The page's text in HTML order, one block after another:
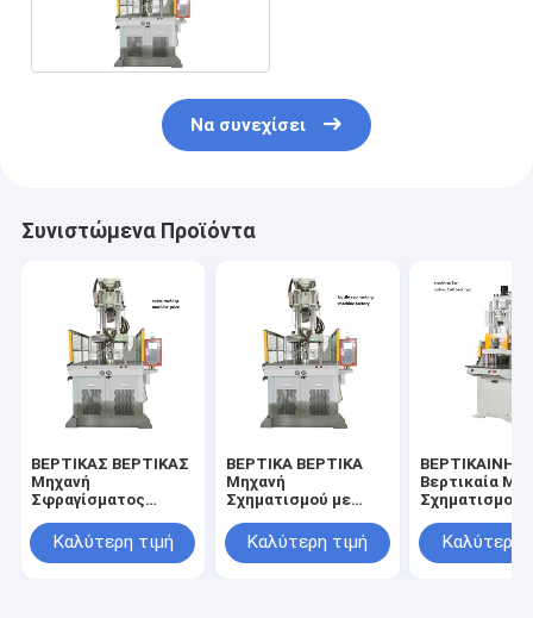
Να συνεχίσει
Συνιστώμενα Προϊόντα
ΒΕΡΤΙΚΑΣ ΒΕΡΤΙΚΑΣ
Μηχανή
Σφραγίσματος
ΒάζωνΚαλύτερη τιμή
ΒΕΡΤΙΚΑ ΒΕΡΤΙΚΑ
Μηχανή
Σχηματισμού με
Κατασκευής
Καψουλών
Καλύτερη τιμή
ΒΕΡΤΙΚΑΙΝΗ
Βερτικαία
Σχηματισμού
κατασκευή
γκολφ
Καλύτερη